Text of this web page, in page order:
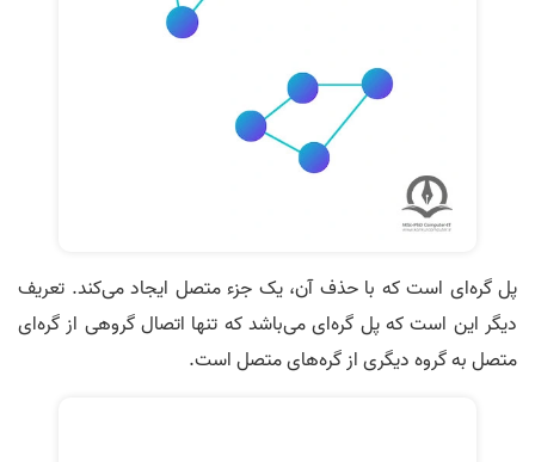
پل گره‌ای است که با حذف آن، یک جزء متصل ایجاد می‌کند. تعریف
دیگر این است که پل گره‌ای می‌باشد که تنها اتصال گروهی از گره‌ای
متصل به گروه دیگری از گره‌های متصل است.